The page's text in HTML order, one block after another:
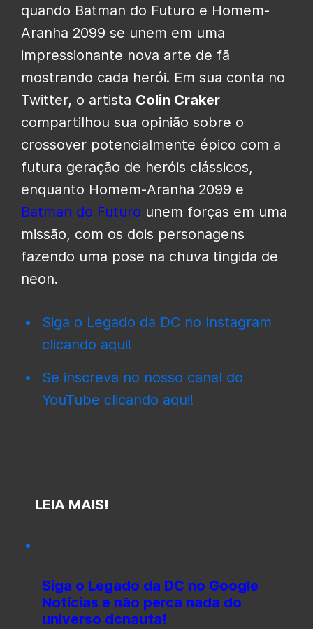
quando Batman do Futuro e Homem-
Aranha 2099 se unem em uma
impressionante nova arte de fã
mostrando cada herói. Em sua conta no
Twitter, o artista Colin Craker
compartilhou sua opinião sobre o
crossover potencialmente épico com a
futura geração de heróis clássicos,
enquanto Homem-Aranha 2099 e
Batman do Futuro unem forças em uma
missão, com os dois personagens
fazendo uma pose na chuva tingida de
neon.
Siga o Legado da DC no Instagram
clicando aqui!
Se inscreva no nosso canal do
YouTube clicando aqui!
LEIA MAIS!
Siga o Legado da DC no Google
Notícias e não perca nada do
universo dcnauta!